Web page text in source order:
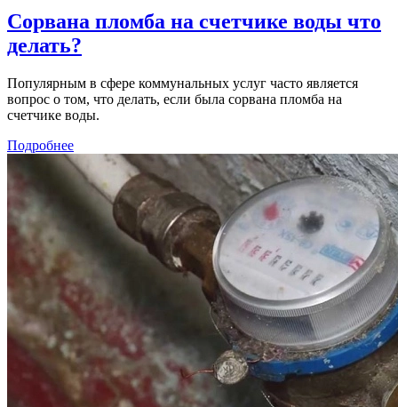
Сорвана пломба на счетчике воды что
делать?
Популярным в сфере коммунальных услуг часто является
вопрос о том, что делать, если была сорвана пломба на
счетчике воды.
Подробнее